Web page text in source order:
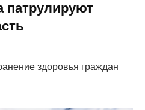
патрулируют
здоровья граждан